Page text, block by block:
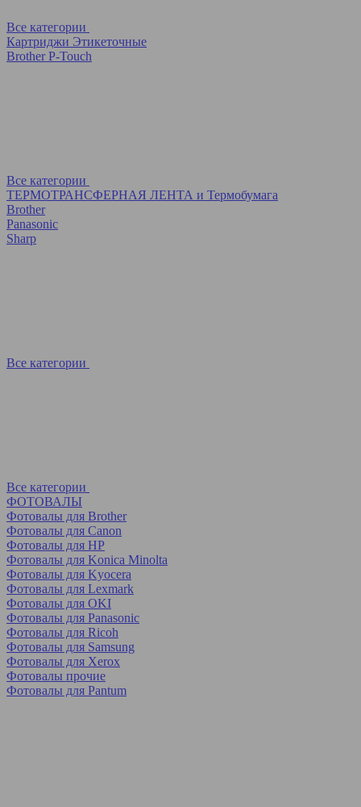
Все категории
Картриджи Этикеточные
Brother P-Touch
Все категории
ТЕРМОТРАНСФЕРНАЯ ЛЕНТА и Термобумага
Brother
Panasonic
Sharp
Все категории
Все категории
ФОТОВАЛЫ
Фотовалы для Brother
Фотовалы для Canon
Фотовалы для HP
Фотовалы для Koniсa Minolta
Фотовалы для Kyocera
Фотовалы для Lexmark
Фотовалы для OKI
Фотовалы для Panasonic
Фотовалы для Ricoh
Фотовалы для Samsung
Фотовалы для Xerox
Фотовалы прочие
Фотовалы для Pantum